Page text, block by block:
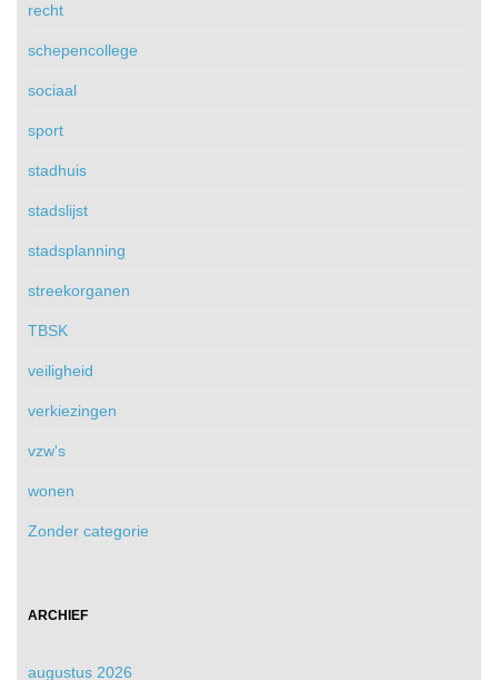
recht
schepencollege
sociaal
sport
stadhuis
stadslijst
stadsplanning
streekorganen
TBSK
veiligheid
verkiezingen
vzw's
wonen
Zonder categorie
ARCHIEF
augustus 2026